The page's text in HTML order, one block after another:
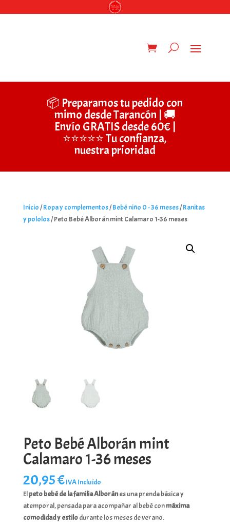
📦 Preparamos tu pedido con
mimo desde Tarancón | 🚚
Envío GRATIS desde 60€ |
⭐⭐⭐⭐⭐ Tu confianza,
nuestra prioridad
Inicio/Ropa y complementos/Bebé niño 0 - 36 meses/Ranitas
y pololos/ Peto Bebé Alborán mint Calamaro 1-36 meses
Peto Bebé Alborán mint
Calamaro 1-36 meses
20,95€IVA Incluído
Elpeto bebé de la familia Alboránes una prenda básica y
atemporal, pensada para acompañar al bebé conmáxima
comodidad y estilodurante los meses de verano.